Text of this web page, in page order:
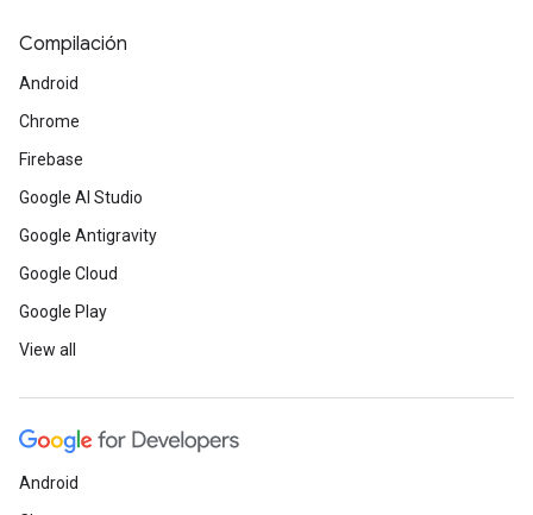
Compilación
Android
Chrome
Firebase
Google AI Studio
Google Antigravity
Google Cloud
Google Play
View all
Android